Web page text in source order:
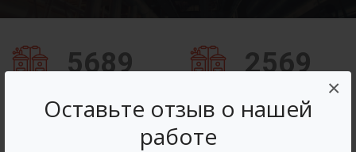
Оставьте отзыв о нашей
работе
×
5689 2569